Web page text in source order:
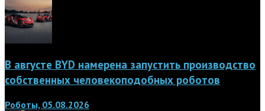
В августе BYD намерена запустить производство
собственных человекоподобных роботов
Роботы, 05.08.2026